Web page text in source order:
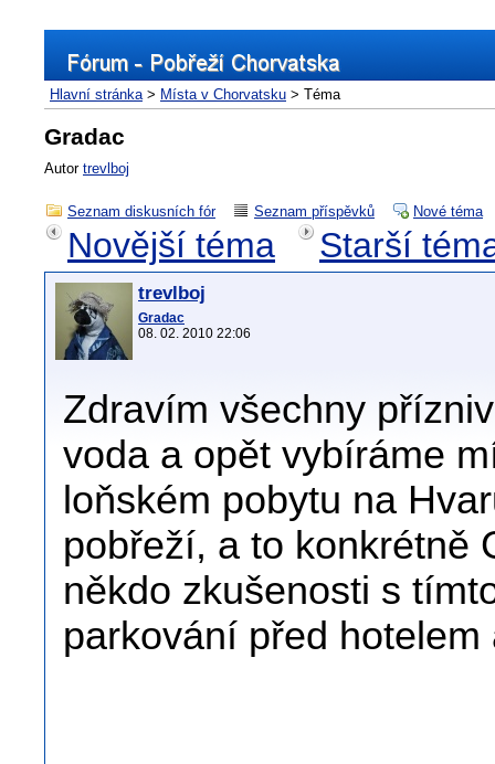
Hlavní stránka> Místa v Chorvatsku > Téma
Gradac
Autor trevlboj
Seznam diskusních fór Seznam příspěvků Nové téma
Novější téma Starší
trevlboj
Gradac
08. 02. 2010 22:06
Zdravím všechny
voda a opět vybíráme
loňském pobytu na
pobřeží, a to konkrétně
někdo zkušenosti s
parkování před